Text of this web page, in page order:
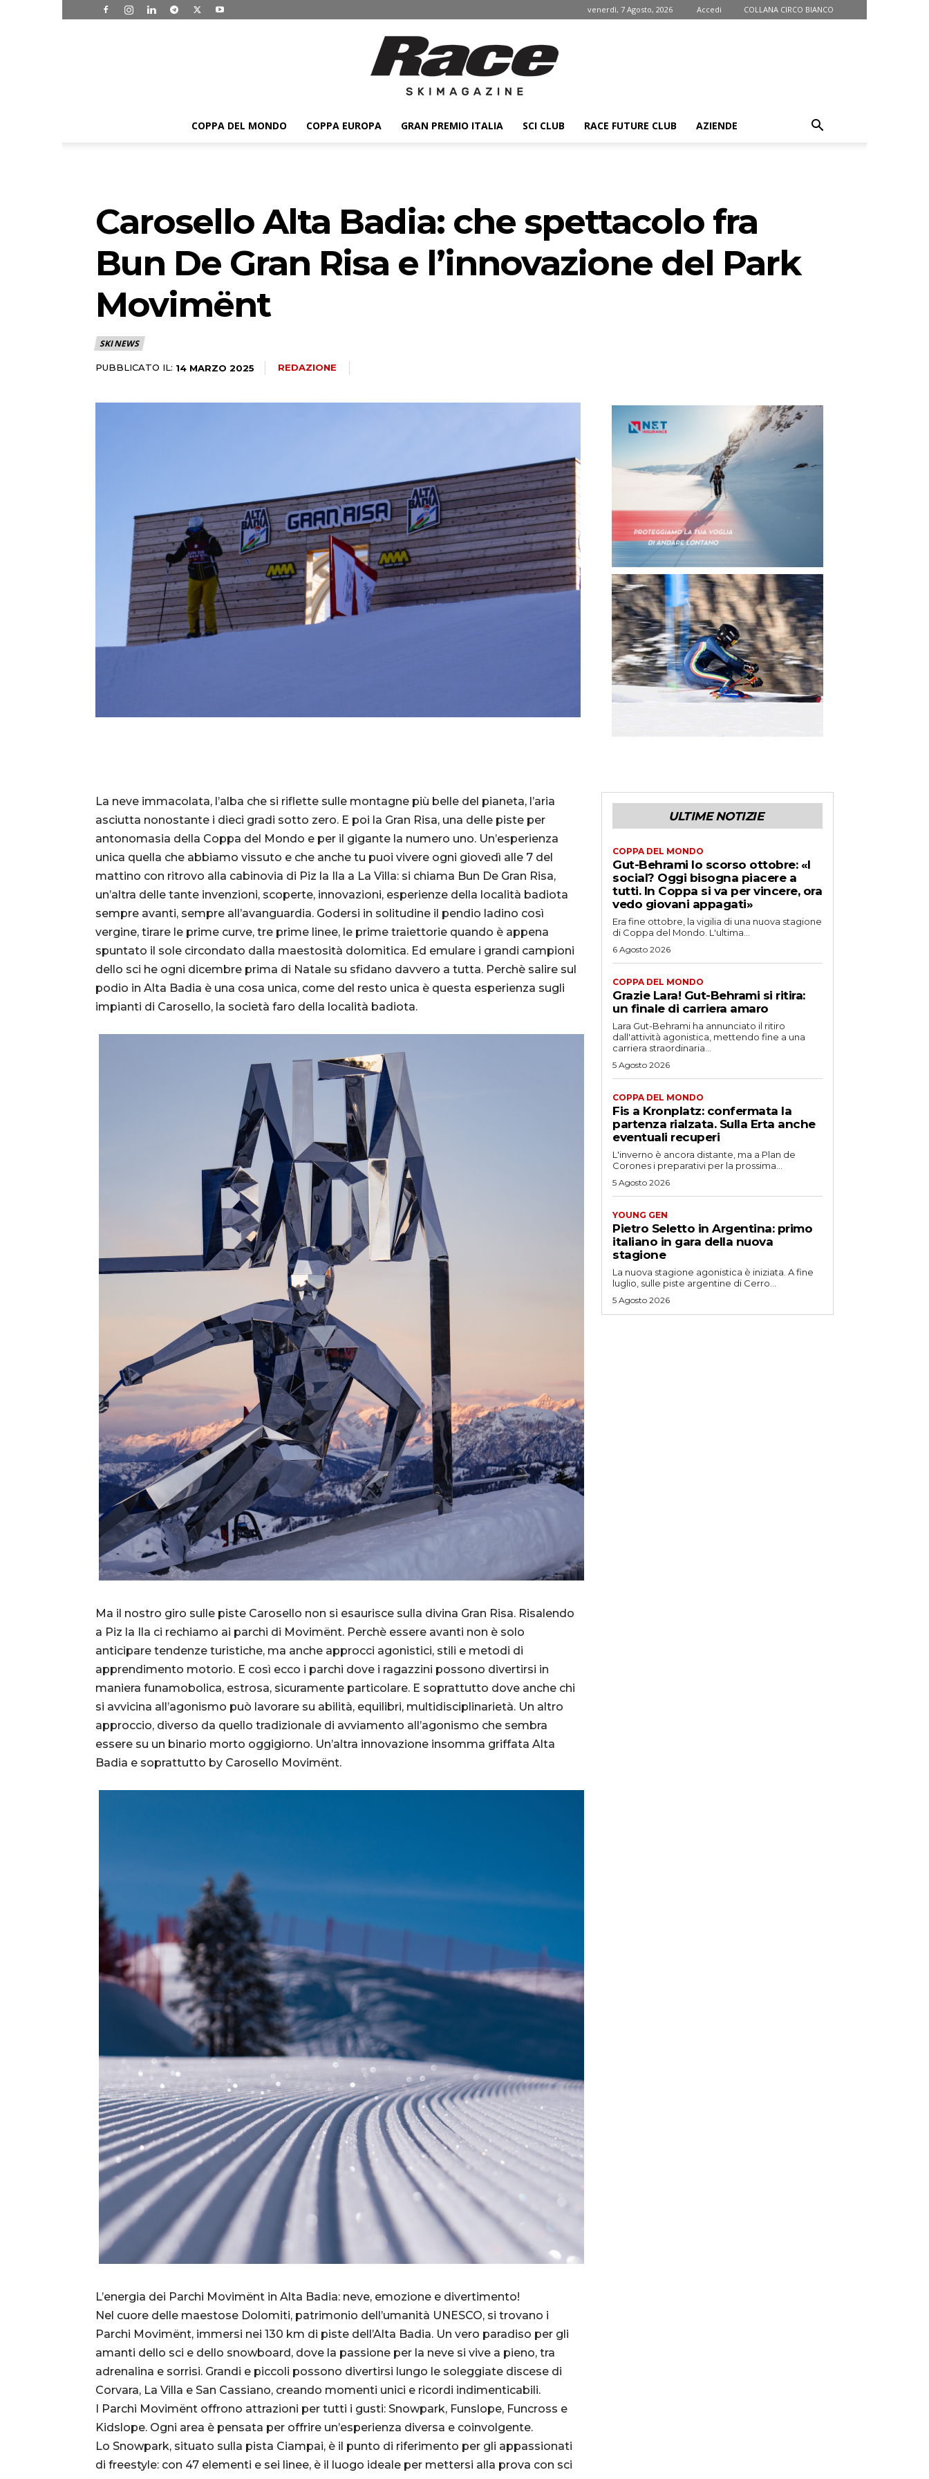
venerdì, 7 Agosto, 2026 Accedi COLLANA CIRCO BIANCO
ski
COPPA DEL MONDO COPPA EUROPA GRAN PREMIO ITALIA SCI CLUB RACE FUTURE CLUB AZIENDE
Carosello Alta Badia: che spettacolo fra
Bun De Gran Risa e l’innovazione del Park
Movimënt
SKI NEWS
PUBBLICATO IL: 14 MARZO 2025 REDAZIONE
La neve immacolata, l’alba che si riflette sulle montagne più belle del pianeta, l’aria
asciutta nonostante i dieci gradi sotto zero. E poi la Gran Risa, una delle piste per
antonomasia della Coppa del Mondo e per il gigante la numero uno. Un’esperienza
unica quella che abbiamo vissuto e che anche tu puoi vivere ogni giovedì alle 7 del
mattino con ritrovo alla cabinovia di Piz la Ila a La Villa: si chiama Bun De Gran Risa,
un’altra delle tante invenzioni, scoperte, innovazioni, esperienze della località badiota
sempre avanti, sempre all’avanguardia. Godersi in solitudine il pendio ladino così
vergine, tirare le prime curve, tre prime linee, le prime traiettorie quando è appena
spuntato il sole circondato dalla maestosità dolomitica. Ed emulare i grandi campioni
dello sci he ogni dicembre prima di Natale su sfidano davvero a tutta. Perchè salire sul
podio in Alta Badia è una cosa unica, come del resto unica è questa esperienza sugli
impianti di Carosello, la società faro della località badiota.
Ma il nostro giro sulle piste Carosello non si esaurisce sulla divina Gran Risa. Risalendo
a Piz la Ila ci rechiamo ai parchi di Movimënt. Perchè essere avanti non è solo
anticipare tendenze turistiche, ma anche approcci agonistici, stili e metodi di
apprendimento motorio. E così ecco i parchi dove i ragazzini possono divertirsi in
maniera funamobolica, estrosa, sicuramente particolare. E soprattutto dove anche chi
si avvicina all’agonismo può lavorare su abilità, equilibri, multidisciplinarietà. Un altro
approccio, diverso da quello tradizionale di avviamento all’agonismo che sembra
essere su un binario morto oggigiorno. Un’altra innovazione insomma griffata Alta
Badia e soprattutto by Carosello Movimënt.
L’energia dei Parchi Movimënt in Alta Badia: neve, emozione e divertimento!
Nel cuore delle maestose Dolomiti, patrimonio dell’umanità UNESCO, si trovano i
Parchi Movimënt, immersi nei 130 km di piste dell’Alta Badia. Un vero paradiso per gli
amanti dello sci e dello snowboard, dove la passione per la neve si vive a pieno, tra
adrenalina e sorrisi. Grandi e piccoli possono divertirsi lungo le soleggiate discese di
Corvara, La Villa e San Cassiano, creando momenti unici e ricordi indimenticabili.
I Parchi Movimënt offrono attrazioni per tutti i gusti: Snowpark, Funslope, Funcross e
Kidslope. Ogni area è pensata per offrire un’esperienza diversa e coinvolgente.
Lo Snowpark, situato sulla pista Ciampai, è il punto di riferimento per gli appassionati
di freestyle: con 47 elementi e sei linee, è il luogo ideale per mettersi alla prova con sci
ULTIME NOTIZIE
COPPA DEL MONDO
Gut-Behrami lo scorso ottobre: «I
social? Oggi bisogna piacere a
tutti. In Coppa si va per vincere, ora
vedo giovani appagati»
Era fine ottobre, la vigilia di una nuova stagione
di Coppa del Mondo. L'ultima...
6 Agosto 2026
COPPA DEL MONDO
Grazie Lara! Gut-Behrami si ritira:
un finale di carriera amaro
Lara Gut-Behrami ha annunciato il ritiro
dall'attività agonistica, mettendo fine a una
carriera straordinaria...
5 Agosto 2026
COPPA DEL MONDO
Fis a Kronplatz: confermata la
partenza rialzata. Sulla Erta anche
eventuali recuperi
L'inverno è ancora distante, ma a Plan de
Corones i preparativi per la prossima...
5 Agosto 2026
YOUNG GEN
Pietro Seletto in Argentina: primo
italiano in gara della nuova
stagione
La nuova stagione agonistica è iniziata. A fine
luglio, sulle piste argentine di Cerro...
5 Agosto 2026